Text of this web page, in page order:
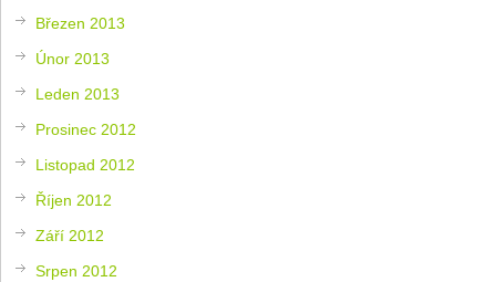
Březen 2013
Únor 2013
Leden 2013
Prosinec 2012
Listopad 2012
Říjen 2012
Září 2012
Srpen 2012